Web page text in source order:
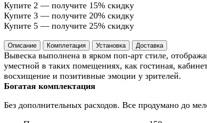
Купите 2 — получите 15% скидку
Купите 3 — получите 20% скидку
Купите 5 — получите 25% скидку
Описание Комплетация Установка Доставка
Вывеска выполнена в ярком поп-арт стиле,
уместной в таких помещениях, как гостиная,
восхищение и позитивные эмоции у зрителей.
Богатая комплектация
Без дополнительных расходов. Все продумано до